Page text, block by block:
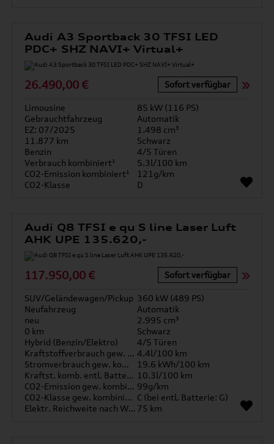
Audi A3 Sportback 30 TFSI LED
PDC+ SHZ NAVI+ Virtual+
26.490,00 € Sofort verfügbar
Limousine
85 kW (116 PS)
Gebrauchtfahrzeug
Automatik
EZ: 07/2025
1.498 cm³
11.877 km
Schwarz
Benzin
4/5 Türen
Verbrauch kombiniert¹
5.3l/100 km
CO2-Emission kombiniert¹
121g/km
CO2-Klasse
D
Audi Q8 TFSI e qu S line Laser Luft
AHK UPE 135.620,-
117.950,00 € Sofort verfügbar
SUV/Geländewagen/Pickup 360 kW (489 PS)
Neufahrzeug
Automatik
neu
2.995 cm³
0 km
Schwarz
Hybrid (Benzin/Elektro)
4/5 Türen
Kraftstoffverbrauch gew. kombiniert 4.4l/100 km
Stromverbrauch gew. kombiniert
19.6 kWh/100 km
Kraftst. komb. entl. Batterie 10.3l/100 km
CO2-Emission gew. kombiniert 99g/km
CO2-Klasse gew. kombiniert C (bei entl. Batterie: G)
Elektr. Reichweite nach WLTP* 75 km